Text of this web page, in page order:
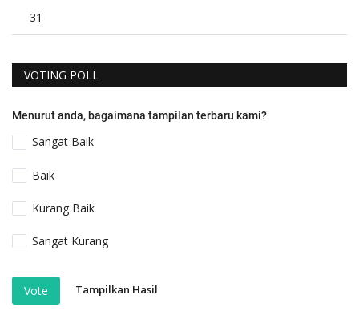
31
VOTING POLL
Menurut anda, bagaimana tampilan terbaru kami?
Sangat Baik
Baik
Kurang Baik
Sangat Kurang
Vote Tampilkan Hasil